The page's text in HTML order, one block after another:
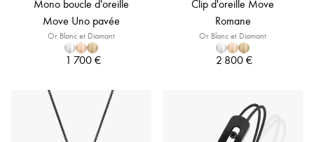
Mono boucle d'oreille
Move Uno pavée
Or Blanc et Diamant
1 700 €
Clip d'oreille Move
Romane
Or Blanc et Diamant
2 800 €